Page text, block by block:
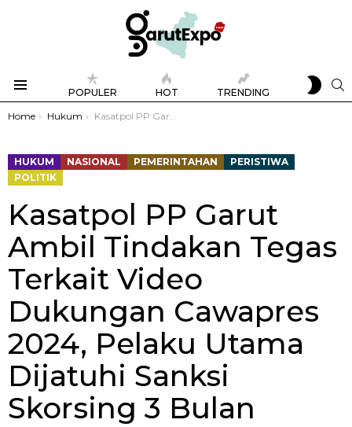
POPULER HOT TRENDING
SKIN
You are here:
Home Hukum Kasatpol PP Garut Ambil Tindakan Tegas Terkait Video Dukungan Cawapres 2024, Pelaku Utama Dijatuhi Sanksi Skorsing 3 Bulan
HUKUM NASIONAL PEMERINTAHAN
PERISTIWA
POLITIK
Kasatpol PP Garut
Ambil Tindakan Tegas
Terkait Video
Dukungan Cawapres
2024, Pelaku Utama
Dijatuhi Sanksi
Skorsing 3 Bulan